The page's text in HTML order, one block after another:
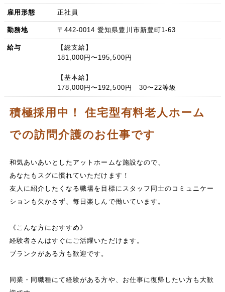
雇用形態 正社員
勤務地 〒442-0014 愛知県豊川市新豊町1-63
給与
【総支給】
181,000円〜195,500円
【基本給】
178,000円〜192,500円 30〜22等級
積極採用中！ 住宅型有料老人ホーム
での訪問介護のお仕事です
和気あいあいとしたアットホームな施設なので、
あなたもスグに慣れていただけます！
友人に紹介したくなる職場を目標にスタッフ同士のコミュニケー
ションも欠かさず、毎日楽しんで働いています。
《こんな方におすすめ》
経験者さんはすぐにご活躍いただけます。
ブランクがある方も歓迎です。
同業・同職種にて経験がある方や、お仕事に復帰したい方も大歓